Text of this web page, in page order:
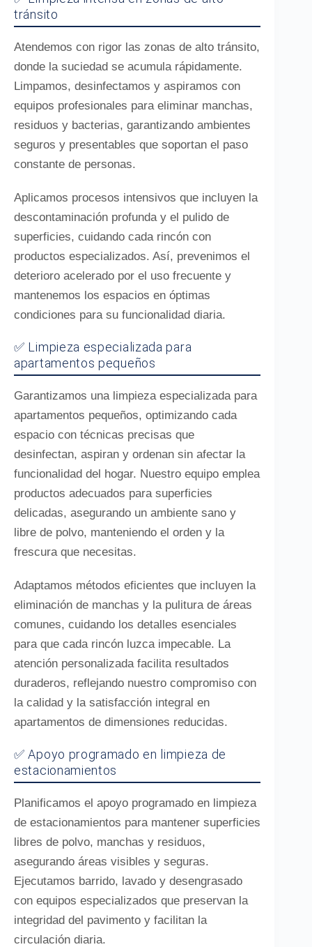
tránsito
Atendemos con rigor las zonas de alto tránsito,
donde la suciedad se acumula rápidamente.
Limpamos, desinfectamos y aspiramos con
equipos profesionales para eliminar manchas,
residuos y bacterias, garantizando ambientes
seguros y presentables que soportan el paso
constante de personas.
Aplicamos procesos intensivos que incluyen la
descontaminación profunda y el pulido de
superficies, cuidando cada rincón con
productos especializados. Así, prevenimos el
deterioro acelerado por el uso frecuente y
mantenemos los espacios en óptimas
condiciones para su funcionalidad diaria.
✅ Limpieza especializada para
apartamentos pequeños
Garantizamos una limpieza especializada para
apartamentos pequeños, optimizando cada
espacio con técnicas precisas que
desinfectan, aspiran y ordenan sin afectar la
funcionalidad del hogar. Nuestro equipo emplea
productos adecuados para superficies
delicadas, asegurando un ambiente sano y
libre de polvo, manteniendo el orden y la
frescura que necesitas.
Adaptamos métodos eficientes que incluyen la
eliminación de manchas y la pulitura de áreas
comunes, cuidando los detalles esenciales
para que cada rincón luzca impecable. La
atención personalizada facilita resultados
duraderos, reflejando nuestro compromiso con
la calidad y la satisfacción integral en
apartamentos de dimensiones reducidas.
✅ Apoyo programado en limpieza de
estacionamientos
Planificamos el apoyo programado en limpieza
de estacionamientos para mantener superficies
libres de polvo, manchas y residuos,
asegurando áreas visibles y seguras.
Ejecutamos barrido, lavado y desengrasado
con equipos especializados que preservan la
integridad del pavimento y facilitan la
circulación diaria.